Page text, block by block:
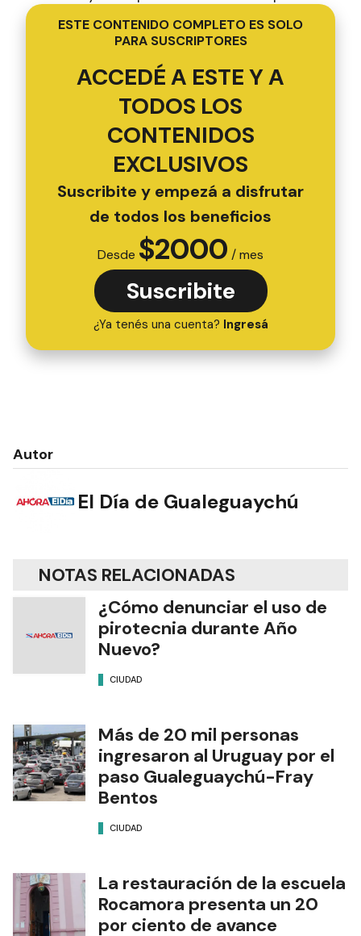
ESTE CONTENIDO COMPLETO ES SOLO
PARA SUSCRIPTORES
ACCEDÉ A ESTE Y A
TODOS LOS
CONTENIDOS
EXCLUSIVOS
Suscribite y empezá a disfrutar
de todos los beneficios
Desde $2000 / mes
Suscribite
¿Ya tenés una cuenta? Ingresá
Autor
El Día de Gualeguaychú
NOTAS RELACIONADAS
¿Cómo denunciar el uso de
pirotecnia durante Año
Nuevo?
CIUDAD
Más de 20 mil personas
ingresaron al Uruguay por el
paso Gualeguaychú-Fray
Bentos
CIUDAD
La restauración de la escuela
Rocamora presenta un 20
por ciento de avance